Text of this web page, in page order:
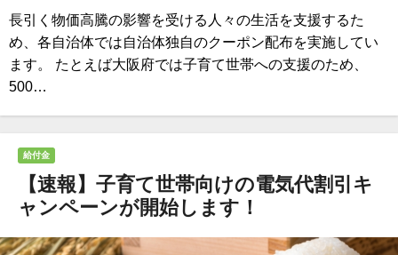
長引く物価高騰の影響を受ける人々の生活を支援するた
め、各自治体では自治体独自のクーポン配布を実施してい
ます。 たとえば大阪府では子育て世帯への支援のため、
500…
給付金
【速報】子育て世帯向けの電気代割引キ
ャンペーンが開始します！